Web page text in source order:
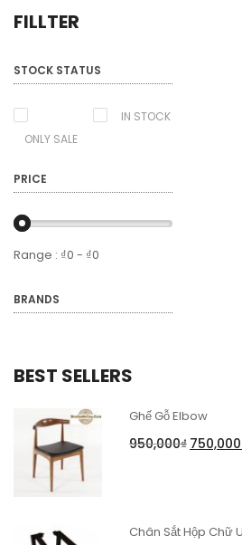
FILLTER
STOCK STATUS
ONLY SALE
IN STOCK
PRICE
Range : ₫0 - ₫0
BRANDS
BEST SELLERS
Ghế Gỗ Elbow
950,000₫ 750,000
Chân Sắt Hộp Chữ U